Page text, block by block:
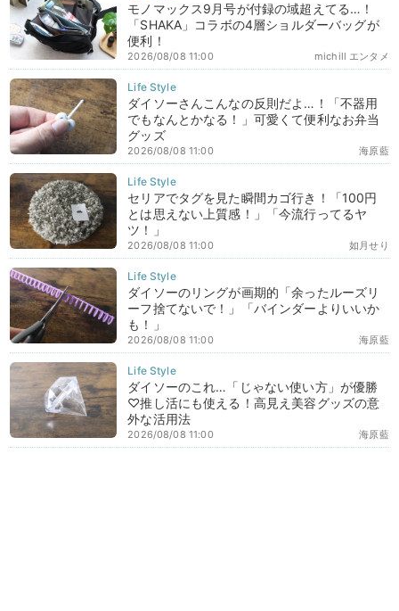
モノマックス9月号が付録の域超えてる…！
「SHAKA」コラボの4層ショルダーバッグが
便利！
michill エンタメ
2026/08/08 11:00
ダイソーさんこんなの反則だよ…！「不器用
でもなんとかなる！」可愛くて便利なお弁当
グッズ
海原藍
2026/08/08 11:00
セリアでタグを見た瞬間カゴ行き！「100円
とは思えない上質感！」「今流行ってるヤ
ツ！」
如月せり
2026/08/08 11:00
ダイソーのリングが画期的「余ったルーズリ
ーフ捨てないで！」「バインダーよりいいか
も！」
海原藍
2026/08/08 11:00
ダイソーのこれ…「じゃない使い方」が優勝
♡推し活にも使える！高見え美容グッズの意
外な活用法
海原藍
2026/08/08 11:00